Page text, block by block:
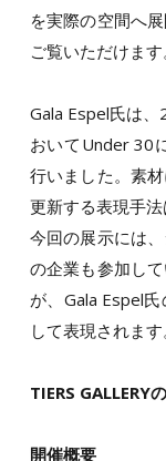
を実際の空間へ
ご覧いただけます
Gala Espel氏は
おいてUnder 30
行いました。素
更新する表現手法
今回の展示には
の企業も参加し
が、Gala Espel
して表現されます
TIERS GALLERY
開催概要